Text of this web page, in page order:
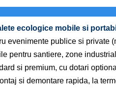
ecologice mobile si
evenimente publice si private
pentru santiere, zone
si premium, cu dotari
si demontare rapida, la